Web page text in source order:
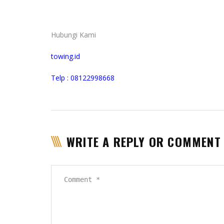
Hubungi Kami
towing.id
Telp : 08122998668
WRITE A REPLY OR COMMENT